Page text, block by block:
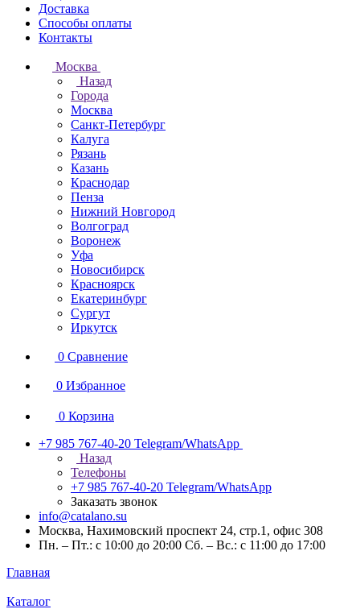
Доставка
Способы оплаты
Контакты
Москва
Назад
Города
Москва
Санкт-Петербург
Калуга
Рязань
Казань
Краснодар
Пенза
Нижний Новгород
Волгоград
Воронеж
Уфа
Новосибирск
Красноярск
Екатеринбург
Сургут
Иркутск
0 Сравнение
0 Избранное
0 Корзина
+7 985 767-40-20 Telegram/WhatsApp
Назад
Телефоны
+7 985 767-40-20 Telegram/WhatsApp
Заказать звонок
info@catalano.su
Москва, Нахимовский проспект 24, стр.1, офис 308
Пн. – Пт.: с 10:00 до 20:00 Сб. – Вс.: с 11:00 до 17:00
Главная
Каталог